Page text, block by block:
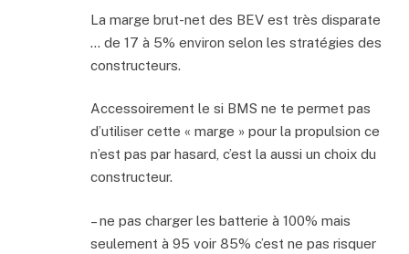
La marge brut-net des BEV est très disparate
… de 17 à 5% environ selon les stratégies des
constructeurs.
Accessoirement le si BMS ne te permet pas
d’utiliser cette « marge » pour la propulsion ce
n’est pas par hasard, c’est la aussi un choix du
constructeur.
– ne pas charger les batterie à 100% mais
seulement à 95 voir 85% c’est ne pas risquer